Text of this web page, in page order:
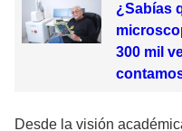
¿Sabías
300 mil
Desde la visión